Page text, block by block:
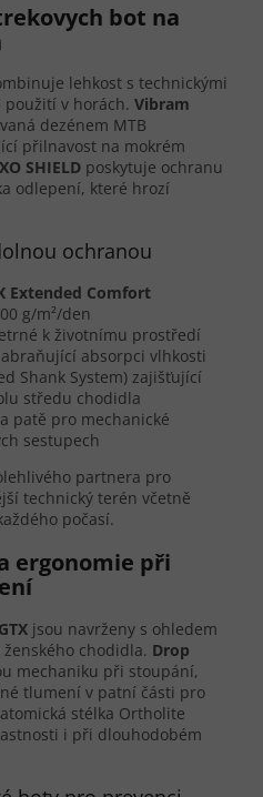
bot na
lehkost s technickými
v horách. Vibram
dezénem MTB
přilnavost na mokrém
XO SHIELD poskytuje ochranu
odlepení, které hrozí
ochranou
Extended Comfort
g/m²/den
k životnímu prostředí
absorpci vlhkosti
Shank System) zajišťující
středu chodidla
patě pro mechanické
sestupech
partnera pro
technický terén včetně
počasí.
ergonomie při
jsou navrženy s ohledem
chodidla. Drop
mechaniku při stoupání,
tlumení v patní části pro
stélka Ortholite
i při dlouhodobém